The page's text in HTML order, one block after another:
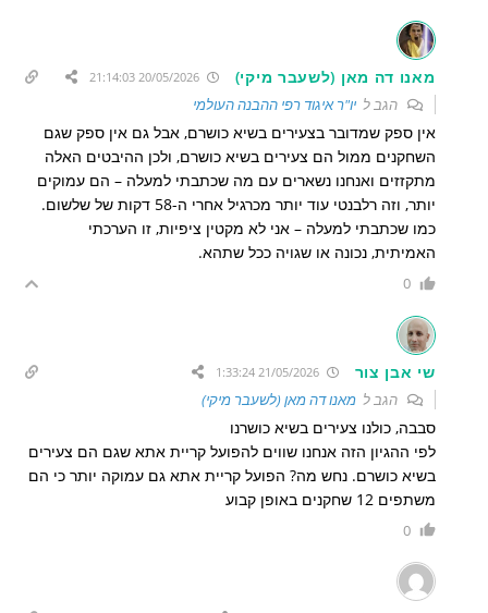
מאנו דה מאן (לשעבר מיקי) 20/05/2026 21:14:03
הגב ליו"ר איגוד רפי ההבנה העולמי
אין ספק שמדובר בצעירים בשיא כושרם, אבל גם אין ספק שגם
השחקנים ממול הם צעירים בשיא כושרם, ולכן ההיבטים האלה
מתקזזים ואנחנו נשארים עם מה שכתבתי למעלה – הם עמוקים
יותר, וזה רלבנטי עוד יותר מכרגיל אחרי ה-58 דקות של שלשום.
כמו שכתבתי למעלה – אני לא מקטין ציפיות, זו הערכתי
האמיתית, נכונה או שגויה ככל שתהא.
0
שי אבן צור 21/05/2026 1:33:24
הגב למאנו דה מאן (לשעבר מיקי)
סבבה, כולנו צעירים בשיא כושרנו
לפי ההגיון הזה אנחנו שווים להפועל קריית אתא שגם הם צעירים
בשיא כושרם. נחש מה? הפועל קריית אתא גם עמוקה יותר כי הם
משתפים 12 שחקנים באופן קבוע
0